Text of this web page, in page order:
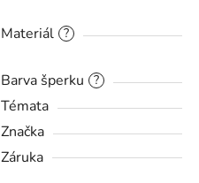
?
Materiál
?
Barva šperku
Témata
Značka
Záruka